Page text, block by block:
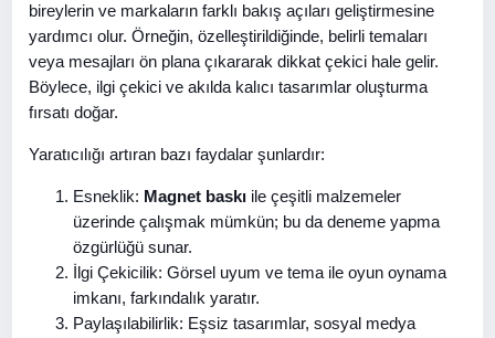
bireylerin ve markaların farklı bakış açıları geliştirmesine
yardımcı olur. Örneğin, özelleştirildiğinde, belirli temaları
veya mesajları ön plana çıkararak dikkat çekici hale gelir.
Böylece, ilgi çekici ve akılda kalıcı tasarımlar oluşturma
fırsatı doğar.
Yaratıcılığı artıran bazı faydalar şunlardır:
Esneklik: Magnet baskı ile çeşitli malzemeler
üzerinde çalışmak mümkün; bu da deneme yapma
özgürlüğü sunar.
İlgi Çekicilik: Görsel uyum ve tema ile oyun oynama
imkanı, farkındalık yaratır.
Paylaşılabilirlik: Eşsiz tasarımlar, sosyal medya